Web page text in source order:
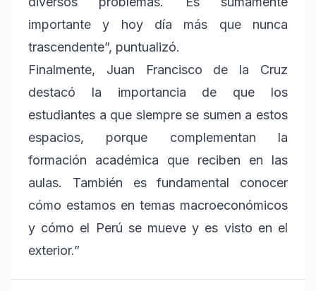
importante y hoy día más que nunca
trascendente”, puntualizó.
Finalmente, Juan Francisco de la Cruz
destacó la importancia de que los
estudiantes a que siempre se sumen a estos
espacios, porque complementan la
formación académica que reciben en las
aulas. También es fundamental conocer
cómo estamos en temas macroeconómicos
y cómo el Perú se mueve y es visto en el
exterior.”